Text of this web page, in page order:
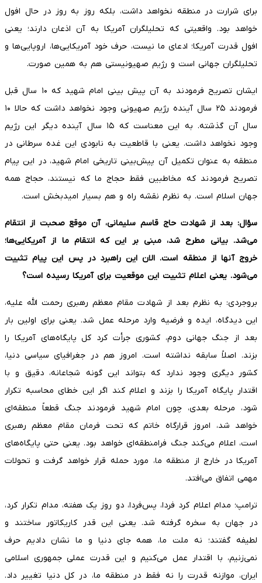
برای شرارت در منطقه نخواهد داشت، بلکه روز به روز در حال افول
خواهد بود. واقعیتی که تحلیلگران آمریکا به آن اذعان دارند؛ یعنی
افول قدرت آمریکا؛ ادعای ما نیست، حرف خود آمریکایی‌ها، اروپایی‌ها و
تحلیلگران جهانی است و رژیم صهیونیستی هم به همین صورت.
ایشان تصریح فرمودند به آن پیش بینی امام شهید که ۱۰ سال قبل
فرمودند ۲۵ سال آینده رژیم صهیونی وجود نخواهد داشت که حالا ۱۰
سال آن گذشته. به این معناست که ۱۵ سال آینده دیگر این رژیم
وجود نخواهد داشت. یعنی با قاطعیت به نابودی این غده سرطانی در
منطقه به عنوان تکمیل آن پیش‌بینی تاریخی امام شهید، در این پیام
تصریح فرمودند که مخاطبین فقط حجاج ما که نیستند، حجاج همه
جهان اسلام است. به نظرم نقشه راه و هم بسیار امیدبخش است.
سؤال: بعد از شهادت حاج قاسم سلیمانی، آن موقع صحبت از انتقام
می‌شد. بیانی مطرح شد، مبنی بر این که انتقام ما از آمریکایی‌ها؛
خروج آنها از منطقه است. الان این راهبرد در پس این پیام تثبیت
می‌شود. یعنی اعلام تثبیت این موقعیت برای آمریکا رسیده است؟
بروجردی: به نظرم بعد از شهادت مقام معظم رهبری رحمت الله علیه،
این دیدگاه، ایده و فرضیه وارد مرحله عمل شد. یعنی برای اولین بار
بعد از جنگ جهانی دوم، کشوری جرأت کرد کل پایگاه‌های آمریکا را
بزند. اصلاً سابقه نداشته است. امروز هم در جغرافیای سیاسی دنیا،
کشور دیگری وجود ندارد که بتواند این گونه شجاعانه، دقیق و با
اقتدار پایگاه آمریکا را بزند و اعلام کند اگر این خطای محاسبه تکرار
شود، مرحله بعدی، چون امام شهید فرمودند جنگ قطعاً منطقه‌ای
خواهد شد، امروز قرارگاه خاتم که تحت فرمان مقام معظم رهبری
است، اعلام می‌کند جنگ فرامنطقه‌ای خواهد بود. یعنی حتی پایگاه‌های
آمریکا در خارج از منطقه ما، مورد حمله قرار خواهد گرفت و تحولات
مهمی اتفاق می‌افتد.
ترامپ؛ مدام اعلام کرد فردا، پس‌فردا، دو روز یک هفته، مدام تکرار کرد،
در جهان به سخره گرفته شد. یعنی این قدر کاریکاتور ساختند و
لطیفه گفتند؛ نه ملت ما، همه جای دنیا و ما نشان دادیم حرف
نمی‌زنیم، با اقتدار عمل می‌کنیم و این قدرت عملی جمهوری اسلامی
ایران، موازنه قدرت را نه فقط در منطقه ما، در کل دنیا تغییر داد.